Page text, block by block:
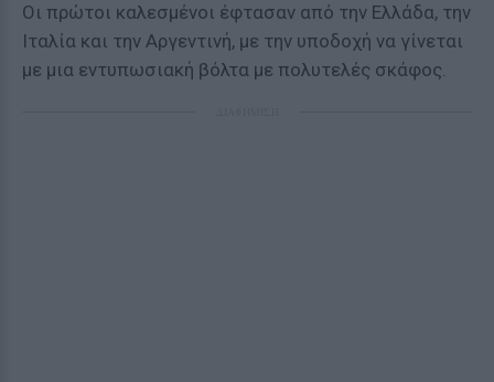
Οι πρώτοι καλεσμένοι έφτασαν από την Ελλάδα, την
Ιταλία και την Αργεντινή, με την υποδοχή να γίνεται
με μια εντυπωσιακή βόλτα με πολυτελές σκάφος.